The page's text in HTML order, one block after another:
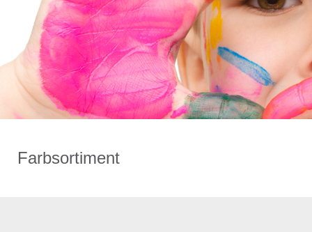
Farbsortiment